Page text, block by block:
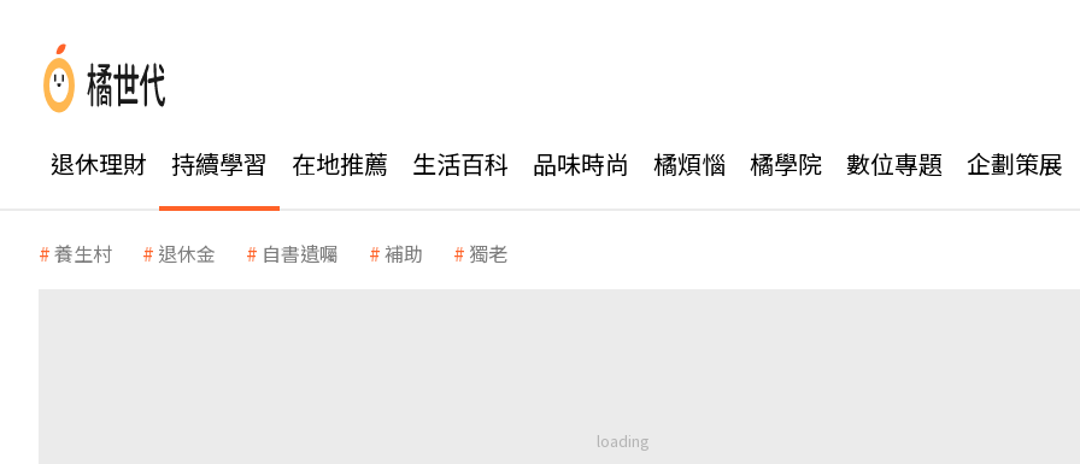
退休理財 持續學習 在地推薦 生活百科 品味時尚 橘煩惱 橘學院 數位專題 企劃策展
養生村 退休金 自書遺囑 補助 獨老